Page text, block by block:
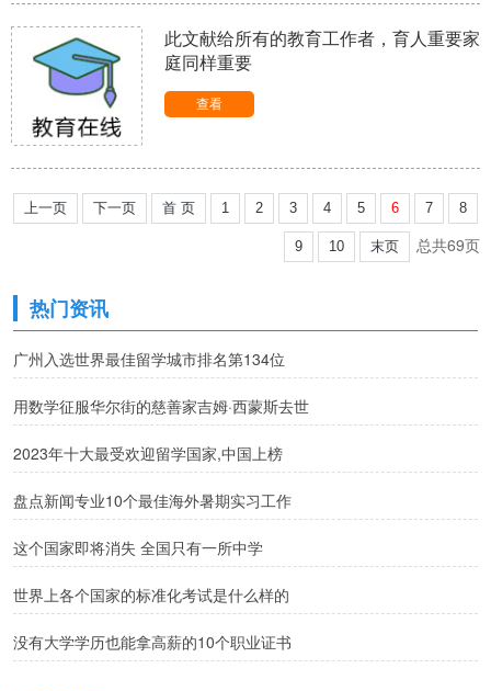
此文献给所有的教育工作者，育人重要家
庭同样重要
查看
上一页 下一页 首 页 1 2 3 4 5 6 7 8
9 10 末页 总共69页
热门资讯
广州入选世界最佳留学城市排名第134位
用数学征服华尔街的慈善家吉姆·西蒙斯去世
2023年十大最受欢迎留学国家,中国上榜
盘点新闻专业10个最佳海外暑期实习工作
这个国家即将消失 全国只有一所中学
世界上各个国家的标准化考试是什么样的
没有大学学历也能拿高薪的10个职业证书